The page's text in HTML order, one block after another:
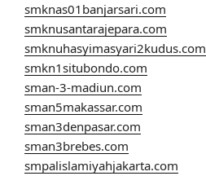
smknas01banjarsari.com
smknusantarajepara.com
smknuhasyimasyari2kudus.com
smkn1situbondo.com
sman-3-madiun.com
sman5makassar.com
sman3denpasar.com
sman3brebes.com
smpalislamiyahjakarta.com